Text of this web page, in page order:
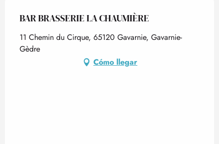
BAR BRASSERIE LA CHAUMIÈRE
11 Chemin du Cirque, 65120 Gavarnie, Gavarnie-
Gèdre
Cómo llegar